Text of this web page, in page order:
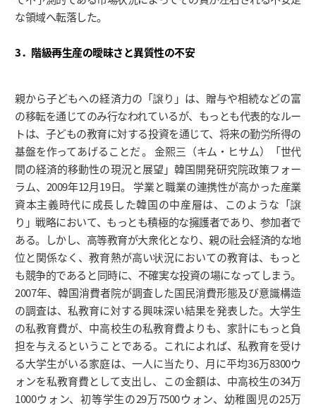
な領域へ転落した。
3．階級再生産の曖昧さと異質性の不安
親から子どもへの経済力の「譲り」は、贈与や相続などの富
の移転を通じてのみ行なわれているが、もっとも代表的なルー
トは、子どもの教育に対する投資を通じて、将来の勤労所得の
基盤を作ってあげることだ 。 金熙三（キム・ヒサム）「世代
間の経済的移動性の現況と展望」韓国開発研究院政策フォー
ラム、2009年12月19日。 学業と職業の連携性が高かった産業
資本主義時代に成長した韓国の中産層は、このような「譲
り」戦略において、もっとも積極的な擁護者であり、参加者で
ある。しかし、高等教育が大衆化となり、親の社会経済的な地
位と関係なく、教育熱が高い状況においての教育は、もっと
も競争的であると同時に、不確実な投資の場になってしまう。
2007年、韓国消費者院が調査した国民消費形態及び意識構造
の調査は、私教育に対する興味深い結果を発表した。大学生
の私教育費が、中高校生の私教育費よりも、家計にもっと負
担を与えるということである。これによれば、私教育を受け
る大学生がいる家庭は、一人に当たり、月に平均36万8300ウ
ォンを私教育費として支出し、この金額は、中高校生の34万
1000ウォン、初等学生の29万7500ウォン、幼稚園児の25万